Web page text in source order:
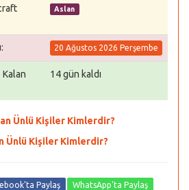
Aslan
20 Ağustos 2026 Perşembe
14 gün kaldı
Ünlü Kişiler Kimlerdir?
Ünlü Kişiler Kimlerdir?
Paylaş
WhatsApp'ta Paylaş